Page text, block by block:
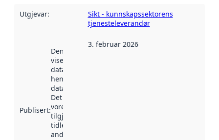
Utgjevar:
Sikt - kunnskapssektorens
tjenesteleverandør
Publisert:
Denne datoen
viser når
datasettet vart
henta inn av
data.norge.no.
Det kan ha
vore
tilgjengeleg
tidlegare
andre stader.
3. februar 2026